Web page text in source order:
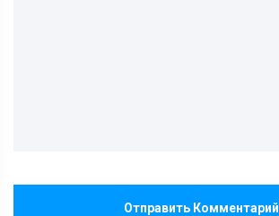
Отправить Комментарий